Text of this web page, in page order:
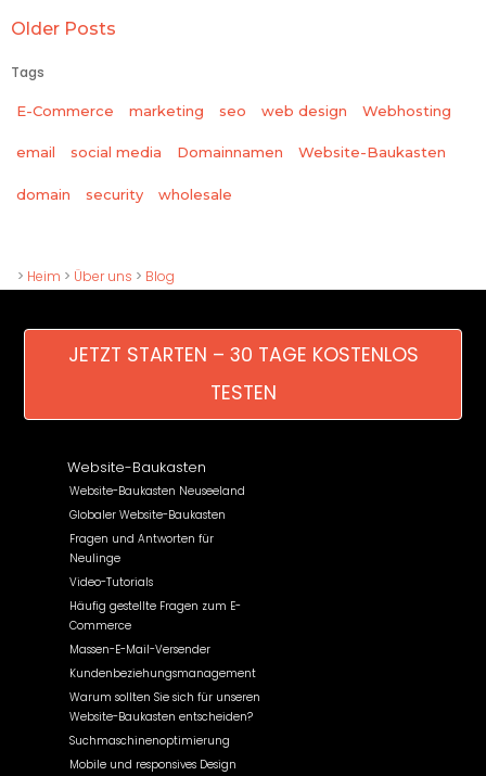
Older Posts
Tags
E-Commerce marketing seo web design Webhosting
email social media Domainnamen Website-Baukasten
domain security wholesale
> Heim > Über uns > Blog
JETZT STARTEN – 30 TAGE KOSTENLOS
TESTEN
Website-Baukasten
Website-Baukasten Neuseeland
Globaler Website-Baukasten
Fragen und Antworten für
Neulinge
Video-Tutorials
Häufig gestellte Fragen zum E-
Commerce
Massen-E-Mail-Versender
Kundenbeziehungsmanagement
Warum sollten Sie sich für unseren
Website-Baukasten entscheiden?
Suchmaschinenoptimierung
Mobile und responsives Design